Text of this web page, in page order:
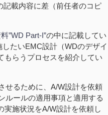
記載内容に差（前任者のコピ
”WD Part-I”の中に記載してい
たいEMC設計（WDのデザイ
もらうプロセスを紹介してい
せるために、A/W設計を依頼
ルールの適用事項と適用する
実施状況をA/W設計を依頼し